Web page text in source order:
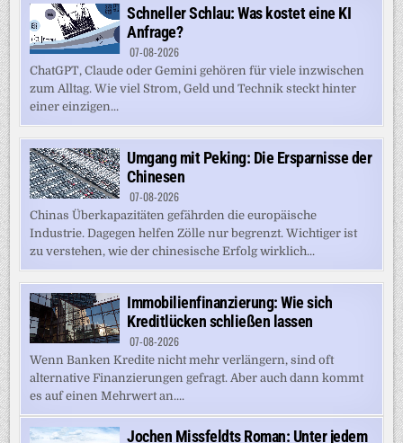
Schneller Schlau: Was kostet eine KI
Anfrage?
07-08-2026
ChatGPT, Claude oder Gemini gehören für viele inzwischen
zum Alltag. Wie viel Strom, Geld und Technik steckt hinter
einer einzigen...
Umgang mit Peking: Die Ersparnisse der
Chinesen
07-08-2026
Chinas Überkapazitäten gefährden die europäische
Industrie. Dagegen helfen Zölle nur begrenzt. Wichtiger ist
zu verstehen, wie der chinesische Erfolg wirklich...
Immobilienfinanzierung: Wie sich
Kreditlücken schließen lassen
07-08-2026
Wenn Banken Kredite nicht mehr verlängern, sind oft
alternative Finanzierungen gefragt. Aber auch dann kommt
es auf einen Mehrwert an....
Jochen Missfeldts Roman: Unter jedem